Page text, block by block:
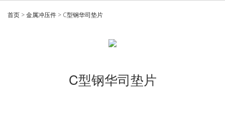
首页 >金属冲压件 > C型钢华司垫片
C型钢华司垫片